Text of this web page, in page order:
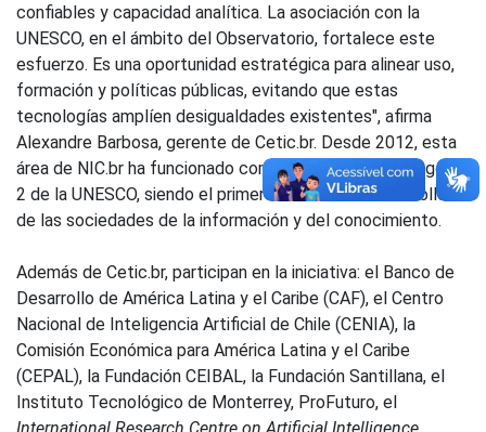
confiables y capacidad analítica. La asociación con la
UNESCO, en el ámbito del Observatorio, fortalece este
esfuerzo. Es una oportunidad estratégica para alinear uso,
formación y políticas públicas, evitando que estas
tecnologías amplíen desigualdades existentes", afirma
Alexandre Barbosa, gerente de Cetic.br. Desde 2012, esta
área de NIC.br ha funcionado como un Centro de Categoría
2 de la UNESCO, siendo el primero dedicado al desarrollo
de las sociedades de la información y del conocimiento.
Además de Cetic.br, participan en la iniciativa: el Banco de
Desarrollo de América Latina y el Caribe (CAF), el Centro
Nacional de Inteligencia Artificial de Chile (CENIA), la
Comisión Económica para América Latina y el Caribe
(CEPAL), la Fundación CEIBAL, la Fundación Santillana, el
Instituto Tecnológico de Monterrey, ProFuturo, el